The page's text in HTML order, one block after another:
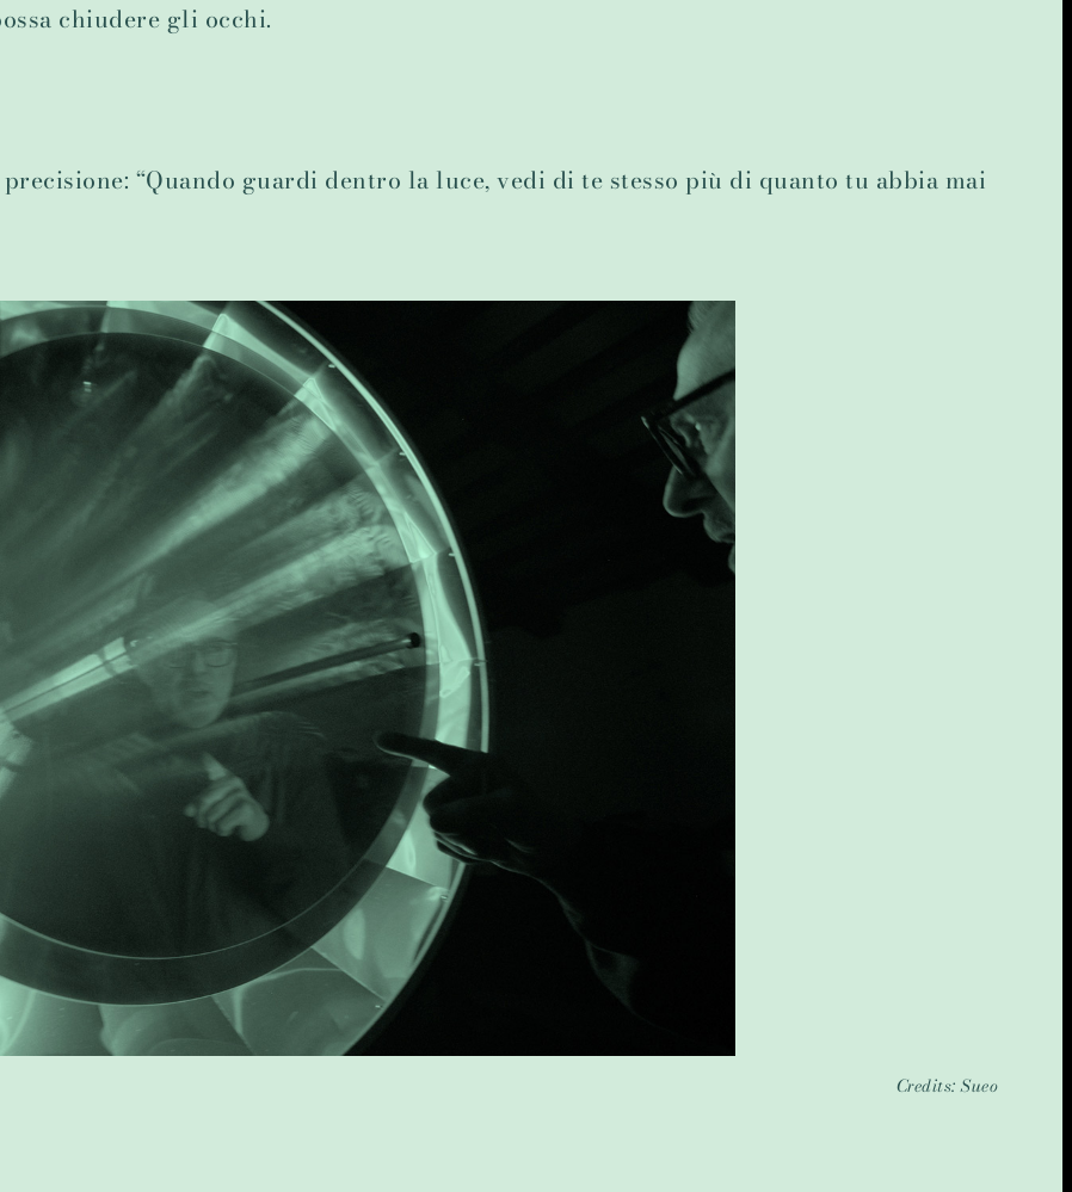
chiudere gli occhi.
“Quando guardi dentro la luce, vedi di te stesso più di quanto tu abbia mai
Credits:Sueo